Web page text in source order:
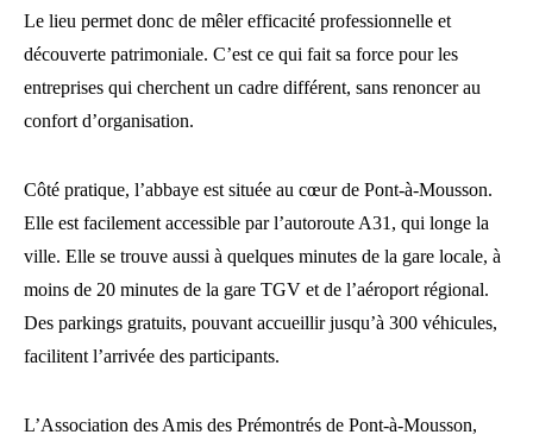
Le lieu permet donc de mêler efficacité professionnelle et
découverte patrimoniale. C’est ce qui fait sa force pour les
entreprises qui cherchent un cadre différent, sans renoncer au
confort d’organisation.
Côté pratique, l’abbaye est située au cœur de Pont-à-Mousson.
Elle est facilement accessible par l’autoroute A31, qui longe la
ville. Elle se trouve aussi à quelques minutes de la gare locale, à
moins de 20 minutes de la gare TGV et de l’aéroport régional.
Des parkings gratuits, pouvant accueillir jusqu’à 300 véhicules,
facilitent l’arrivée des participants.
L’Association des Amis des Prémontrés de Pont-à-Mousson,